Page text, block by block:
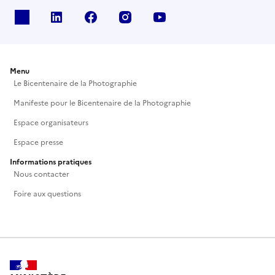
les espoirs et les peines de ces inconnus, reflète la
Linkedin Facebook Instagram
Menu
Le Bicentenaire de la Photographie
Manifeste pour le Bicentenaire de la Photographie
Espace organisateurs
Espace presse
Informations pratiques
Nous contacter
Foire aux questions